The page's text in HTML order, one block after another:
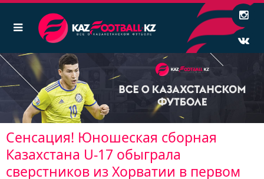
Сенсация! Юношеская сборная
Казахстана U-17 обыграла
сверстников из Хорватии в первом